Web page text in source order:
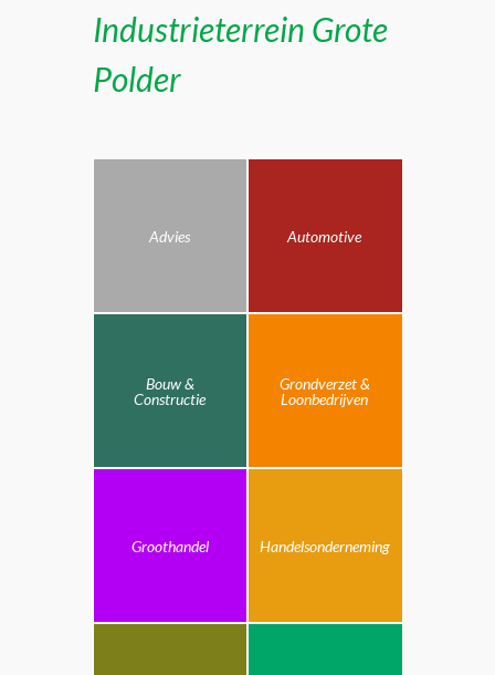
Industrieterrein Grote
Polder
Advies Automotive
Bouw &
Constructie
Grondverzet &
Loonbedrijven
Groothandel Handelsonderneming